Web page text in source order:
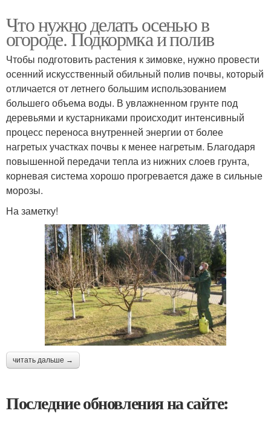
Что нужно делать осенью в
огороде. Подкормка и полив
Чтобы подготовить растения к зимовке, нужно провести
осенний искусственный обильный полив почвы, который
отличается от летнего большим использованием
большего объема воды. В увлажненном грунте под
деревьями и кустарниками происходит интенсивный
процесс переноса внутренней энергии от более
нагретых участках почвы к менее нагретым. Благодаря
повышенной передачи тепла из нижних слоев грунта,
корневая система хорошо прогревается даже в сильные
морозы.
На заметку!
читать дальше →
Последние обновления на сайте: